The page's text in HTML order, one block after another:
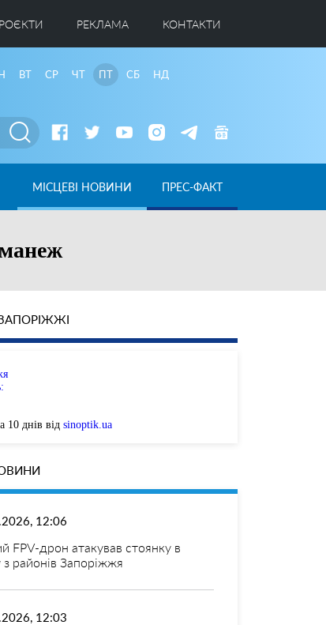
РЕКЛАМА КОНТАКТИ
ВТ СР ЧТ ПТ СБ НД
МІСЦЕВІ НОВИНИ ПРЕС-ФАКТ
10 днів від sinoptik.ua
12:06
FPV-дрон атакував стоянку в
районів Запоріжжя
12:03